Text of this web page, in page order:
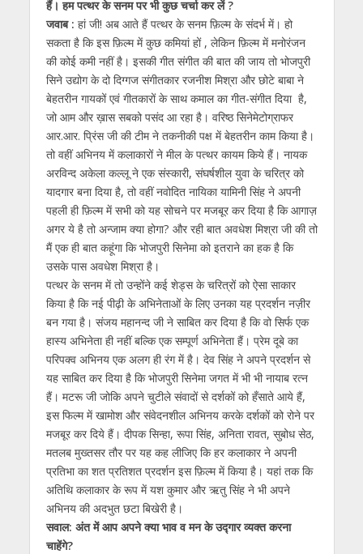
हैं। हम पत्थर के सनम पर भी कुछ चर्चा कर लें ?
जवाब : हां जी! अब आते हैं पत्थर के सनम फ़िल्म के संदर्भ में। हो
सकता है कि इस फ़िल्म में कुछ कमियां हों , लेकिन फ़िल्म में मनोरंजन
की कोई कमी नहीं है। इसकी गीत संगीत की बात की जाय तो भोजपुरी
सिने उद्योग के दो दिग्गज संगीतकार रजनीश मिश्रा और छोटे बाबा ने
बेहतरीन गायकों एवं गीतकारों के साथ कमाल का गीत-संगीत दिया है,
जो आम और ख़ास सबको पसंद आ रहा है। वरिष्ठ सिनेमेटोग्राफर
आर.आर. प्रिंस जी की टीम ने तकनीकी पक्ष में बेहतरीन काम किया है।
तो वहीं अभिनय में कलाकारों ने मील के पत्थर कायम किये हैं। नायक
अरविन्द अकेला कल्लू ने एक संस्कारी, संघर्षशील युवा के चरित्र को
यादगार बना दिया है, तो वहीं नवोदित नायिका यामिनी सिंह ने अपनी
पहली ही फ़िल्म में सभी को यह सोचने पर मजबूर कर दिया है कि आगाज़
अगर ये है तो अन्जाम क्या होगा? और रही बात अवधेश मिश्रा जी की तो
मैं एक ही बात कहूंगा कि भोजपुरी सिनेमा को इतराने का हक है कि
उसके पास अवधेश मिश्रा है।
पत्थर के सनम में तो उन्होंने कई शेड्स के चरित्रों को ऐसा साकार
किया है कि नई पीढ़ी के अभिनेताओं के लिए उनका यह प्रदर्शन नज़ीर
बन गया है। संजय महानन्द जी ने साबित कर दिया है कि वो सिर्फ एक
हास्य अभिनेता ही नहीं बल्कि एक सम्पूर्ण अभिनेता हैं। प्रेम दूबे का
परिपक्व अभिनय एक अलग ही रंग में है। देव सिंह ने अपने प्रदर्शन से
यह साबित कर दिया है कि भोजपुरी सिनेमा जगत में भी भी नायाब रत्न
हैं। मटरू जी जोकि अपने चुटीले संवादों से दर्शकों को हँसाते आये हैं,
इस फिल्म में खामोश और संवेदनशील अभिनय करके दर्शकों को रोने पर
मजबूर कर दिये हैं। दीपक सिन्हा, रूपा सिंह, अनिता रावत, सुबोध सेठ,
मतलब मुख्तसर तौर पर यह कह लीजिए कि हर कलाकार ने अपनी
प्रतिभा का शत प्रतिशत प्रदर्शन इस फ़िल्म में किया है। यहां तक कि
अतिथि कलाकार के रूप में यश कुमार और ऋतु सिंह ने भी अपने
अभिनय की अदभुत छटा बिखेरी है।
सवाल: अंत में आप अपने क्या भाव व मन के उद्गार व्यक्त करना
चाहेंगे?